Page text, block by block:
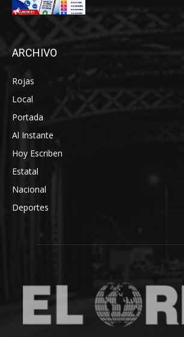
ARCHIVO
Rojas
Local
Portada
Al Instante
Hoy Escriben
Estatal
Nacional
Deportes